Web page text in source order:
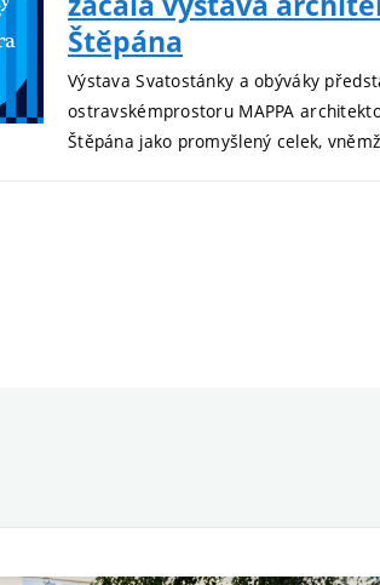
Štěpána
Výstava Svatostánky a obýváky
ostravskémprostoru MAPPA
Štěpána jako promyšlený celek,